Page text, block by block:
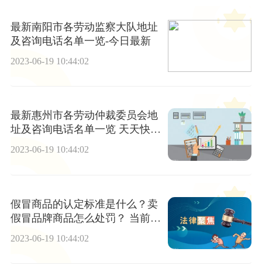
最新南阳市各劳动监察大队地址
及咨询电话名单一览-今日最新
2023-06-19 10:44:02
最新惠州市各劳动仲裁委员会地
址及咨询电话名单一览 天天快资
讯
2023-06-19 10:44:02
假冒商品的认定标准是什么？卖
假冒品牌商品怎么处罚？ 当前滚
2023-06-19 10:44:02